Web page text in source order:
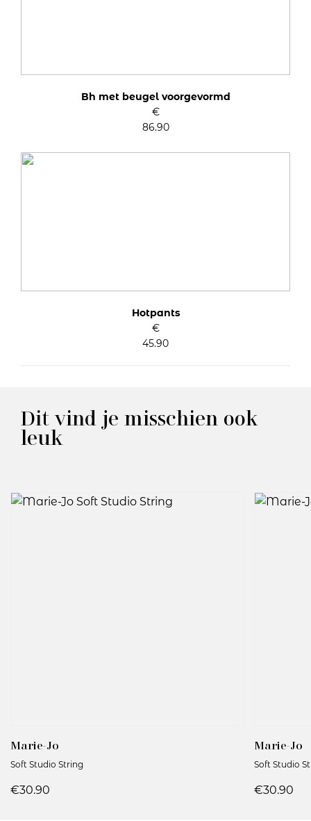
Bh met beugel voorgevormd
€
86.90
Hotpants
€
45.90
Dit vind je misschien ook
leuk
Marie-Jo
Soft Studio String
€30.90
Marie-Jo
Soft Studio
€30.90